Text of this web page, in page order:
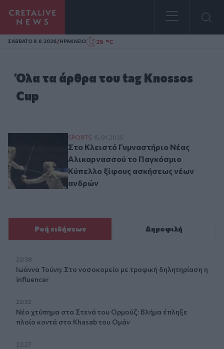
Homepage
ΣAΒΒΑΤΟ 8.8.2026/ΗΡΑΚΛΕΙΟ 29 °C
Όλα τα άρθρα του tag Knossos
Cup
Στο Κλειστό Γυμναστήριο Νέας
SPORTS 15.01.2025
Στο Κλειστό Γυμναστήριο Νέας
Αλικαρνασσού το Παγκόσμιο
Κύπελλο ξίφους ασκήσεως νέων
ανδρών
Ροή ειδήσεων Δημοφιλή
22:38
Ιωάννα Τούνη: Στο νοσοκομείο με τροφική δηλητηρίαση η
influencer
22:32
Νέο χτύπημα στα Στενά του Ορμούζ: Βλήμα έπληξε
πλοίο κοντά στο Khasab του Ομάν
22:27